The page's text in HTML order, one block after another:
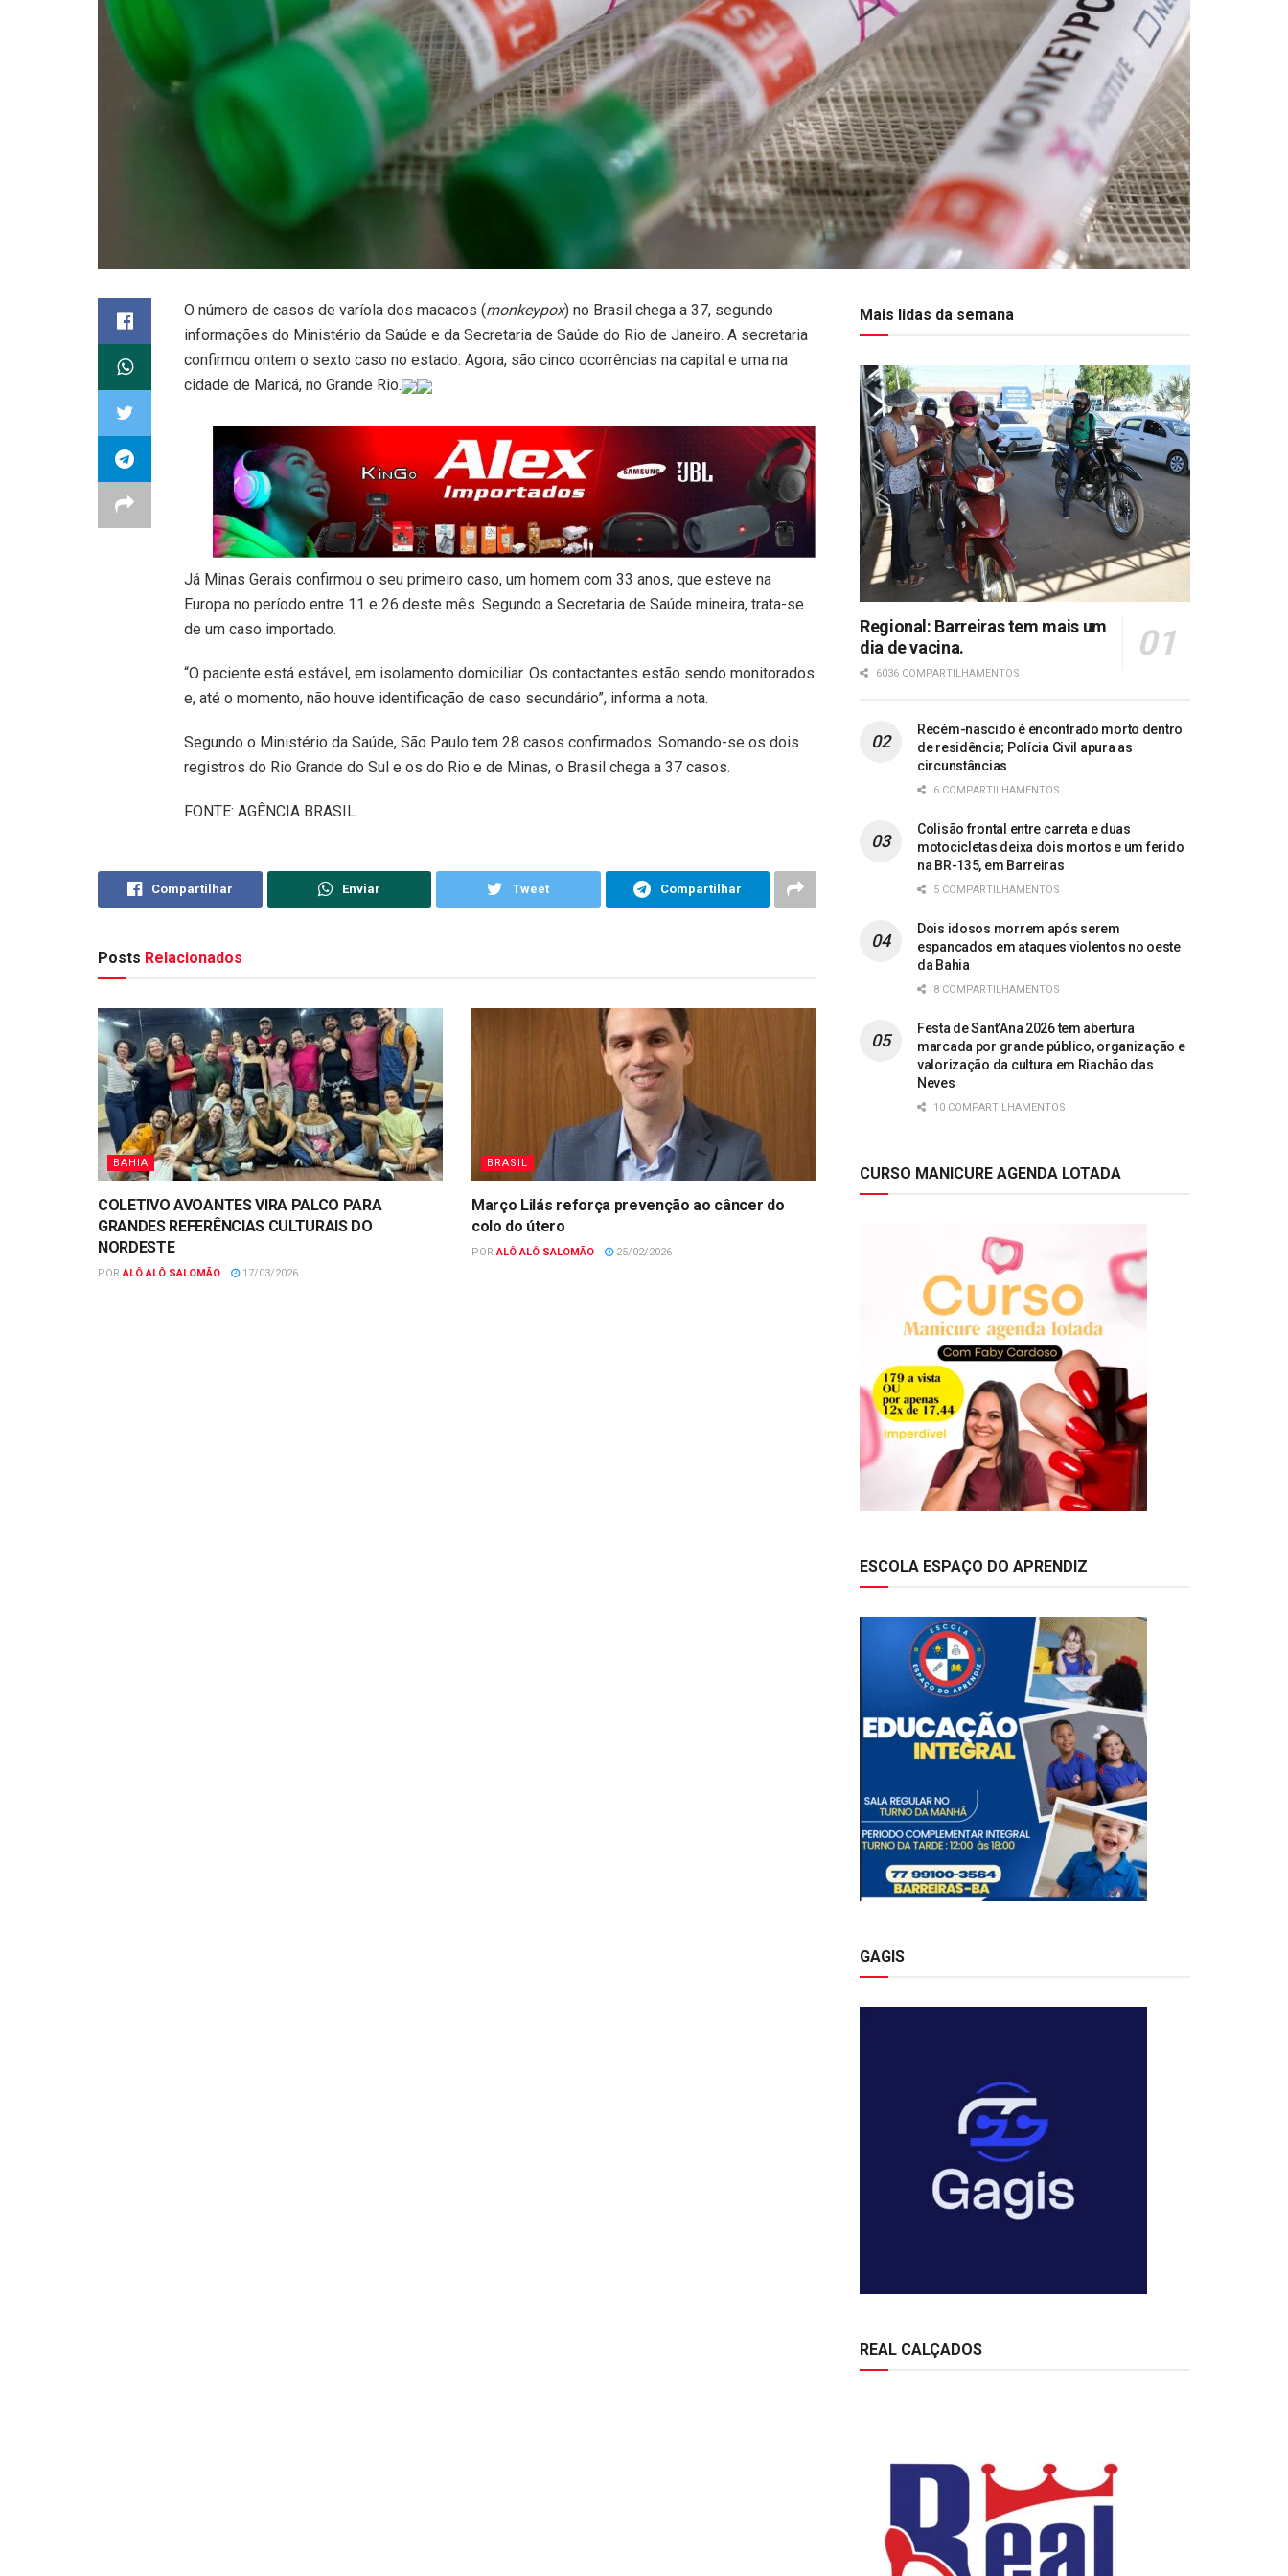
O número de casos de varíola dos macacos (monkeypox) no Brasil chega a 37, segundo
informações do Ministério da Saúde e da Secretaria de Saúde do Rio de Janeiro. A secretaria
confirmou ontem o sexto caso no estado. Agora, são cinco ocorrências na capital e uma na
cidade de Maricá, no Grande Rio.
Já Minas Gerais confirmou o seu primeiro caso, um homem com 33 anos, que esteve na
Europa no período entre 11 e 26 deste mês. Segundo a Secretaria de Saúde mineira, trata-se
de um caso importado.
“O paciente está estável, em isolamento domiciliar. Os contactantes estão sendo monitorados
e, até o momento, não houve identificação de caso secundário”, informa a nota.
Segundo o Ministério da Saúde, São Paulo tem 28 casos confirmados. Somando-se os dois
registros do Rio Grande do Sul e os do Rio e de Minas, o Brasil chega a 37 casos.
FONTE: AGÊNCIA BRASIL
Compartilhar Enviar Tweet Compartilhar
Posts Relacionados
BAHIA
COLETIVO AVOANTES VIRA PALCO PARA
GRANDES REFERÊNCIAS CULTURAIS DO
NORDESTE
POR ALÔ ALÔ SALOMÃO 17/03/2026
BRASIL
Março Lilás reforça prevenção ao câncer do
colo do útero
POR ALÔ ALÔ SALOMÃO 25/02/2026
Mais lidas da semana
Regional: Barreiras tem mais um
dia de vacina.
6036 COMPARTILHAMENTOS
Recém-nascido é encontrado morto dentro
de residência; Polícia Civil apura as
circunstâncias
6 COMPARTILHAMENTOS
Colisão frontal entre carreta e duas
motocicletas deixa dois mortos e um ferido
na BR-135, em Barreiras
5 COMPARTILHAMENTOS
Dois idosos morrem após serem
espancados em ataques violentos no oeste
da Bahia
8 COMPARTILHAMENTOS
Festa de Sant’Ana 2026 tem abertura
marcada por grande público, organização e
valorização da cultura em Riachão das
Neves
10 COMPARTILHAMENTOS
CURSO MANICURE AGENDA LOTADA
ESCOLA ESPAÇO DO APRENDIZ
GAGIS
REAL CALÇADOS